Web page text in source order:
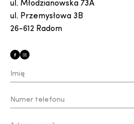
ul. Młodzianowska 73A
ul. Przemysłowa 3B
26-612 Radom